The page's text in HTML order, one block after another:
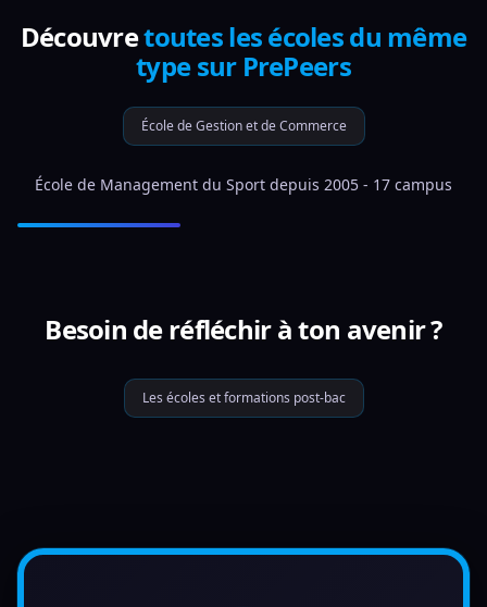
Découvretoutes les écoles du même
type sur PrePeers
École de Gestion et de Commerce
École de Management du Sport depuis 2005 - 17 campus
Besoin de réfléchir à ton avenir ?
Les écoles et formations post-bac